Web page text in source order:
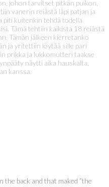
johon tarvitset pitkän puikon,
vanerin reiästä läpi patjan ja
piti kuitenkin tehdä todella
Tämä tehtiin kaikista 18 reiästä
Tämän jälkeen kierretanko
ja yritettiin löytää sille pari
prikka ja lukkomutteri taakse
näytti aika hauskalta,
kanssa.
back and that maked ”the